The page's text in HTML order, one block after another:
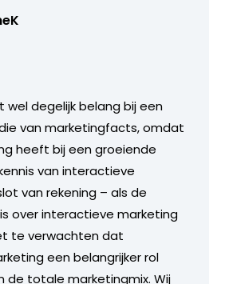
wel degelijk belang bij een
van marketingfacts, omdat
heeft bij een groeiende
van interactieve
van rekening – als de
over interactieve marketing
te verwachten dat
een belangrijker rol
de totale marketingmix. Wij